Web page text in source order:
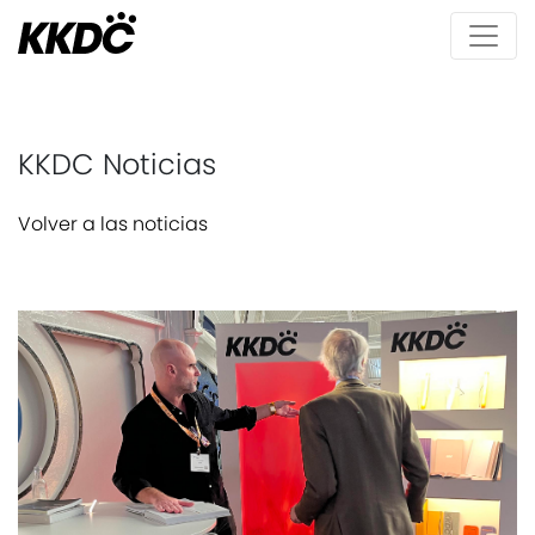
KKDC Noticias
Volver a las noticias